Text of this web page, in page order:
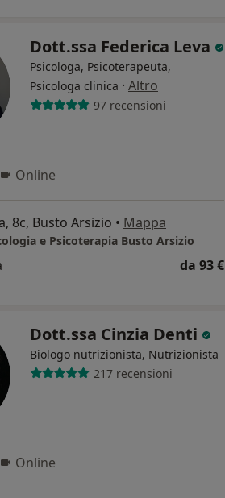
Dott.ssa Federica Leva
Psicologa, Psicoterapeuta,
Psicologa clinica · Altro
97 recensioni
Online
8c, Busto Arsizio • Mappa
e Psicoterapia Busto Arsizio
da 93 €
Dott.ssa Cinzia Denti
Biologo nutrizionista, Nutrizionista
217 recensioni
Online